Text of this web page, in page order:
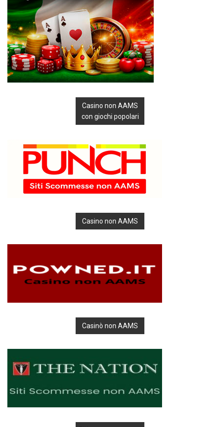
Casino non AAMS
con giochi popolari
Casino non AAMS
Casinò non AAMS